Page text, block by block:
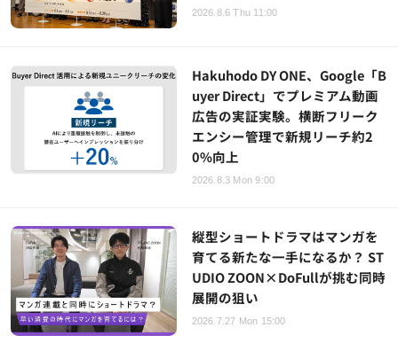
2026.8.6 Thu 11:00
Hakuhodo DY ONE、Google「B
uyer Direct」でプレミアム動画
広告の実証実験。横断フリーク
エンシー管理で新規リーチ約2
0%向上
2026.8.3 Mon 9:00
縦型ショートドラマはマンガを
育てる新たな一手になるか？ ST
UDIO ZOON×DoFullが挑む同時
展開の狙い
2026.7.27 Mon 15:00